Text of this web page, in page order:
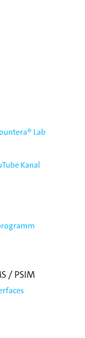
Lab
Kanal
/ PSIM